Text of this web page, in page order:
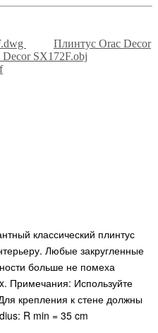
Плинтус Orac Decor
SX172F.obj
классический плинтус
Любые закругленные
больше не помеха
Примечания: Используйте
крепления к стене должны
R min = 35 cm